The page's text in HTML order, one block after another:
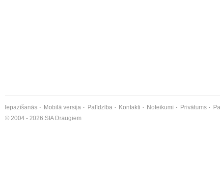
Iepazīšanās Mobilā versija Palīdzība Kontakti Noteikumi Privātums
© 2004 - 2026 SIA Draugiem